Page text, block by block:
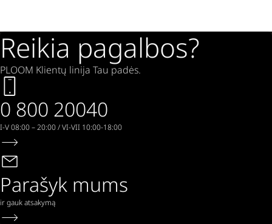
Reikia pagalbos?
PLOOM Klientų linija Tau padės.
0 800 20040
I-V 08:00 – 20:00 / VI-VII 10:00-18:00
Parašyk mums
ir gauk atsakymą